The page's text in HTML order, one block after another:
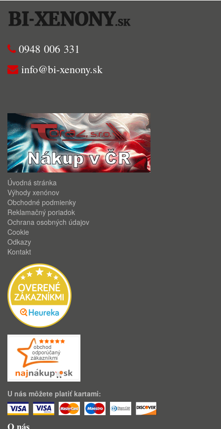
0948 006 331
info@bi-xenony.sk
Úvodná stránka
Výhody xenónov
Obchodné podmienky
Reklamačný poriadok
Ochrana osobných údajov
Cookie
Odkazy
Kontakt
U nás môžete platiť kartami:
O nás